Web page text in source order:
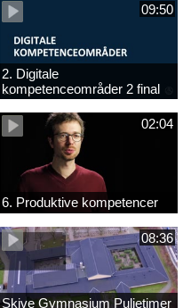
09:50
2. Digitale
kompetenceområder 2 final
(NY)
02:04
6. Produktive kompetencer
08:36
Skive Gymnasium Puljetimer